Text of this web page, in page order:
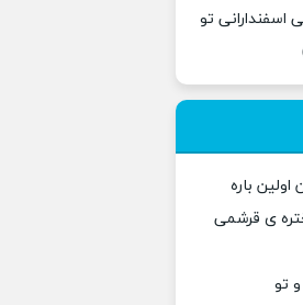
اسفندارانی تو
باره
ی قرشمی
تو